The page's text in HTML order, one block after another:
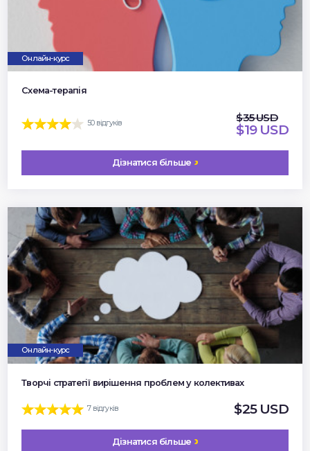
Онлайн-курс
Схема-терапія
50 відгуків $35 USD
$19 USD
Дізнатися більше
Онлайн-курс
Творчі стратегії вирішення проблем у колективах
7 відгуків $25 USD
Дізнатися більше